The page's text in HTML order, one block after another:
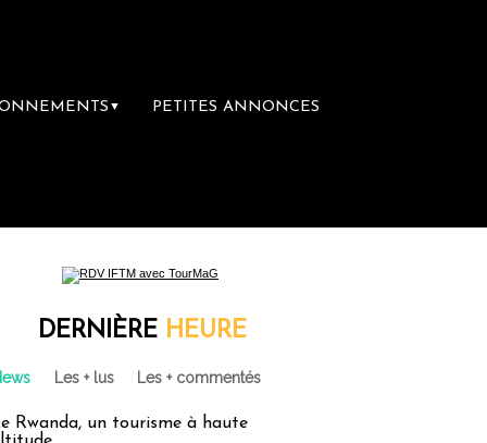
▼ PETITES ANNONCES
DERNIÈRE HEURE
Les + lus Les + commentés
Rwanda, un tourisme à haute